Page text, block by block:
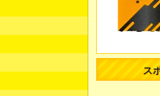
ス